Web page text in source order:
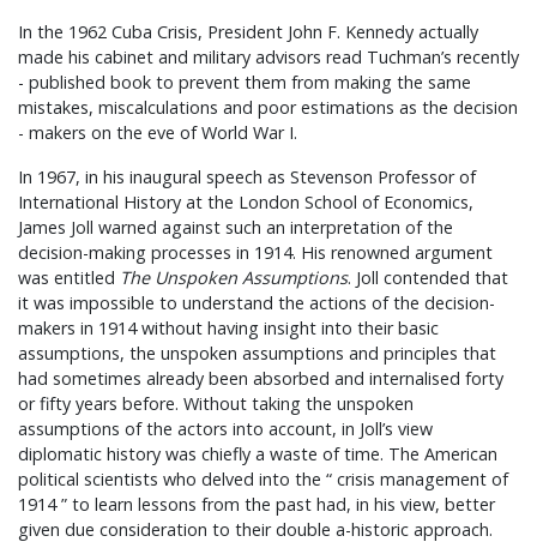
In the 1962 Cuba Crisis, President John F. Kennedy actually
made his cabinet and military advisors read Tuchman’s recently
- published book to prevent them from making the same
mistakes, miscalculations and poor estimations as the decision
- makers on the eve of World War I.
In 1967, in his inaugural speech as Stevenson Professor of
International History at the London School of Economics,
James Joll warned against such an interpretation of the
decision-making processes in 1914. His renowned argument
was entitled The Unspoken Assumptions. Joll contended that
it was impossible to understand the actions of the decision-
makers in 1914 without having insight into their basic
assumptions, the unspoken assumptions and principles that
had sometimes already been absorbed and internalised forty
or fifty years before. Without taking the unspoken
assumptions of the actors into account, in Joll’s view
diplomatic history was chiefly a waste of time. The American
political scientists who delved into the “ crisis management of
1914 ” to learn lessons from the past had, in his view, better
given due consideration to their double a-historic approach.